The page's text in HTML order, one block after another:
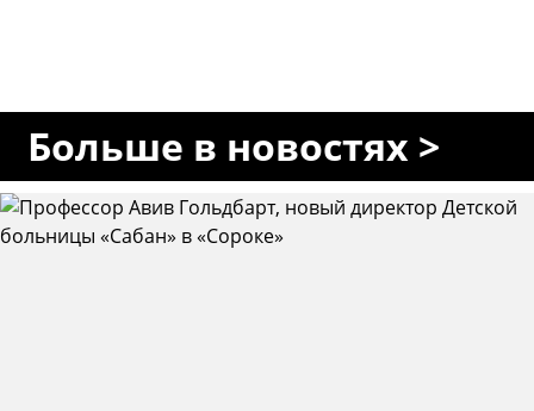
Больше в новостях >